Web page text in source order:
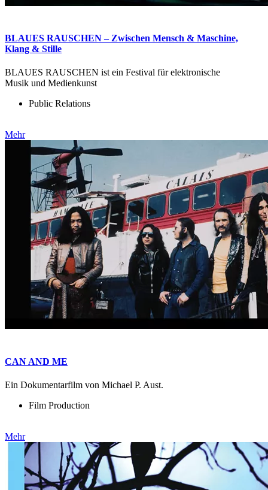
BLAUES RAUSCHEN – Zwischen Mensch & Maschine,
Klang & Stille
BLAUES RAUSCHEN ist ein Festival für elektronische
Musik und Medienkunst
Public Relations
Mehr
CAN AND ME
Ein Dokumentarfilm von Michael P. Aust.
Film Production
Mehr